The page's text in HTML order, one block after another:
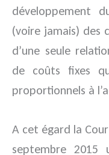
développement
(voire jamais) des
d’une seule
de coûts fixes
proportionnels à
A cet égard la
septembre